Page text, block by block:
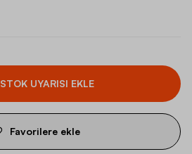
STOK UYARISI EKLE
Favorilere ekle